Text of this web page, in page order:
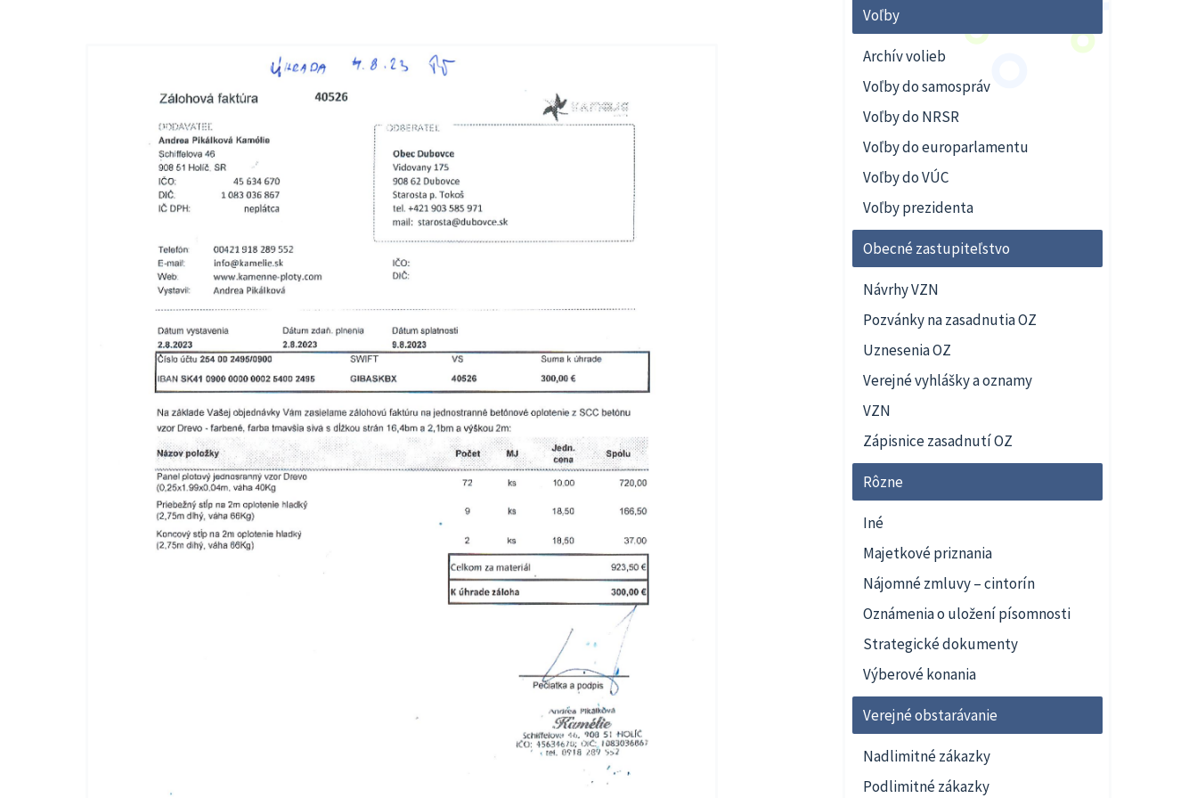
Voľby
Archív volieb
Voľby do samospráv
Voľby do NRSR
Voľby do europarlamentu
Voľby do VÚC
Voľby prezidenta
Obecné zastupiteľstvo
Návrhy VZN
Pozvánky na zasadnutia OZ
Uznesenia OZ
Verejné vyhlášky a oznamy
VZN
Zápisnice zasadnutí OZ
Rôzne
Iné
Majetkové priznania
Nájomné zmluvy – cintorín
Oznámenia o uložení písomnosti
Strategické dokumenty
Výberové konania
Verejné obstarávanie
Nadlimitné zákazky
Podlimitné zákazky